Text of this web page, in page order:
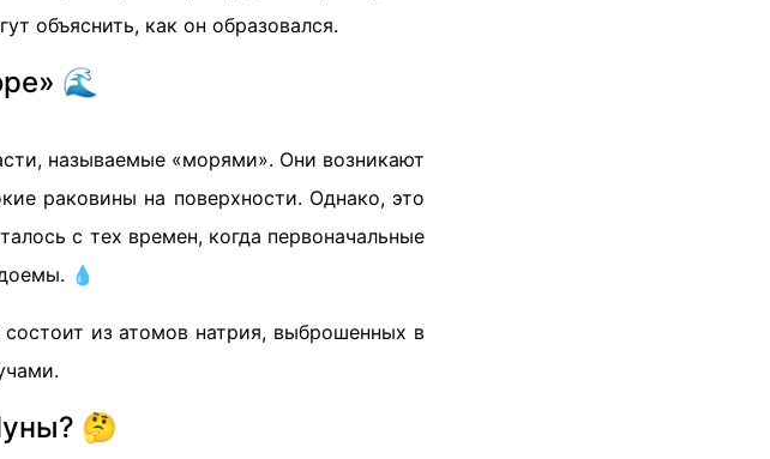
объяснить, как он образовался.
🌊
называемые «морями». Они возникают
раковины на поверхности. Однако, это
с тех времен, когда первоначальные
💧
из атомов натрия, выброшенных в
🤔